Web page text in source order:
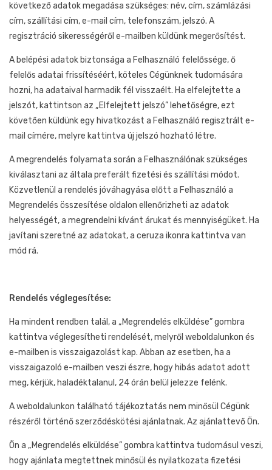
következő adatok megadása szükséges: név, cím, számlázási
cím, szállítási cím, e-mail cím, telefonszám, jelszó. A
regisztráció sikerességéről e-mailben küldünk megerősítést.
A belépési adatok biztonsága a Felhasználó felelőssége, ő
felelős adatai frissítéséért, köteles Cégünknek tudomására
hozni, ha adataival harmadik fél visszaélt. Ha elfelejtette a
jelszót, kattintson az „Elfelejtett jelszó” lehetőségre, ezt
követően küldünk egy hivatkozást a Felhasználó regisztrált e-
mail címére, melyre kattintva új jelszó hozható létre.
A megrendelés folyamata során a Felhasználónak szükséges
kiválasztani az általa preferált fizetési és szállítási módot.
Közvetlenül a rendelés jóváhagyása előtt a Felhasználó a
Megrendelés összesítése oldalon ellenőrizheti az adatok
helyességét, a megrendelni kívánt árukat és mennyiségüket. Ha
javítani szeretné az adatokat, a ceruza ikonra kattintva van
mód rá.
Rendelés véglegesítése:
Ha mindent rendben talál, a „Megrendelés elküldése” gombra
kattintva véglegesítheti rendelését, melyről weboldalunkon és
e-mailben is visszaigazolást kap. Abban az esetben, ha a
visszaigazoló e-mailben veszi észre, hogy hibás adatot adott
meg, kérjük, haladéktalanul, 24 órán belül jelezze felénk.
A weboldalunkon található tájékoztatás nem minősül Cégünk
részéről történő szerződéskötési ajánlatnak. Az ajánlattevő Ön.
Ön a „Megrendelés elküldése” gombra kattintva tudomásul veszi,
hogy ajánlata megtettnek minősül és nyilatkozata fizetési